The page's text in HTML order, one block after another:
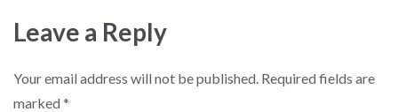
Leave a Reply
Your email address will not be published. Required fields are
marked *